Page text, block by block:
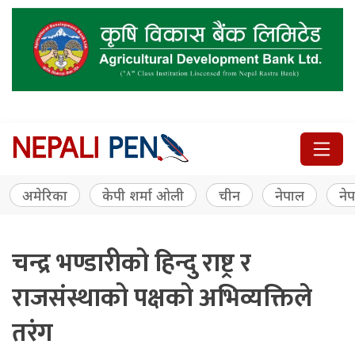
अमेरिका केपी शर्मा ओली चीन नेपाल
चन्द्र भण्डारीको हिन्दु राष्ट्र र
राजसंस्थाको पक्षको अभिव्यक्तिले
तरंग